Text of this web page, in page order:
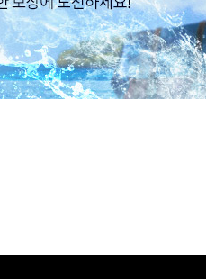
서비스
내정보
보안센터